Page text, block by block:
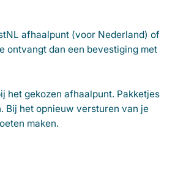
afhaalpunt (voor Nederland) of
ontvangt dan een bevestiging met
het gekozen afhaalpunt. Pakketjes
Bij het opnieuw versturen van je
maken.